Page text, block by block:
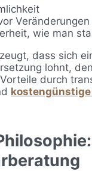
Veränderungen
wie man
dass sich
lohnt,
durch